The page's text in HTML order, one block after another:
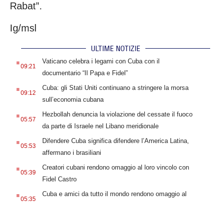
Rabat”.
Ig/msl
ULTIME NOTIZIE
.09:21
Vaticano celebra i legami con Cuba con il
documentario “Il Papa e Fidel”
.09:12
Cuba: gli Stati Uniti continuano a stringere la morsa
sull’economia cubana
.05:57
Hezbollah denuncia la violazione del cessate il fuoco
da parte di Israele nel Libano meridionale
.05:53
Difendere Cuba significa difendere l’America Latina,
affermano i brasiliani
.05:39
Creatori cubani rendono omaggio al loro vincolo con
Fidel Castro
.05:35
Cuba e amici da tutto il mondo rendono omaggio al